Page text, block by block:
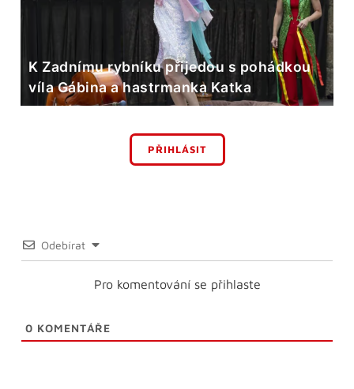
K Zadnímu rybníku přijedou s pohádkou
víla Gábina a hastrmanka Katka
PŘIHLÁSIT
Odebírat
Pro komentování se přihlaste
0 KOMENTÁŘE